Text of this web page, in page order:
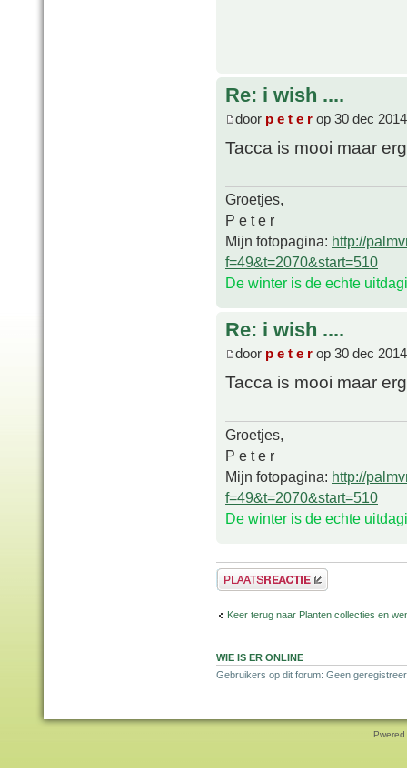
Re: i wish ....
door p e t e r op 30 dec
Tacca is mooi maar
Groetjes,
P e t e r
Mijn fotopagina: http://
f=49&t=2070&start=510
De winter is de echte
Re: i wish ....
door p e t e r op 30 dec
Tacca is mooi maar
Groetjes,
P e t e r
Mijn fotopagina: http://
f=49&t=2070&start=510
De winter is de echte
Plaats een reactie
Keer terug naar Planten collecties en
WIE IS ER ONLINE
Gebruikers op dit forum: Geen